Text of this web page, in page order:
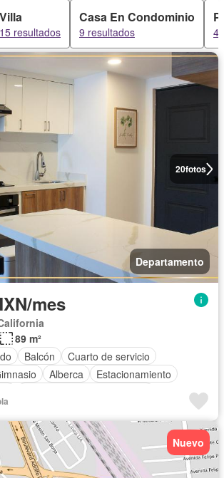
Villa
15 resultados
Casa En Condominio
9 resultados 4
20fotos
Departamento
mes
89 m²
Balcón
Cuarto de servicio
Alberca
Estacionamiento
Nuevo